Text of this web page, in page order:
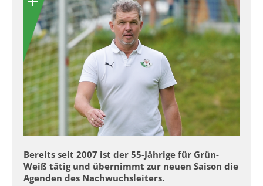
Bereits seit 2007 ist der 55-Jährige für Grün-
Weiß tätig und übernimmt zur neuen Saison die
Agenden des Nachwuchsleiters.